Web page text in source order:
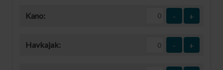
Kano: - +
Havkajak: - +